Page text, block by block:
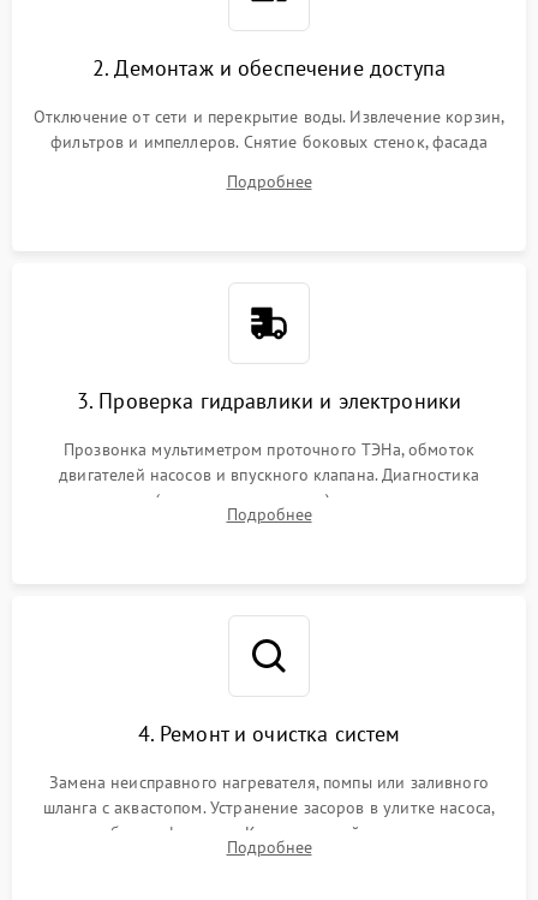
2. Демонтаж и обеспечение доступа
Отключение от сети и перекрытие воды. Извлечение корзин,
фильтров и импеллеров. Снятие боковых стенок, фасада
циркуляционному насосу, ТЭНу и сливной помпе.
Подробнее
3. Проверка гидравлики и электроники
Прозвонка мультиметром проточного ТЭНа, обмоток
двигателей насосов и впускного клапана. Диагностика
прессостата (датчика уровня воды), датчика мутности,
концевика дверцы и электронного модуля управления.
Подробнее
4. Ремонт и очистка систем
Замена неисправного нагревателя, помпы или заливного
шланга с аквастопом. Устранение засоров в улитке насоса,
патрубках и фильтрах. Компонентный ремонт платы
управления, восстановление поврежденной проводки.
Подробнее